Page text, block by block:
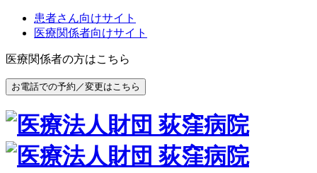
患者さん向けサイト
医療関係者向けサイト
医療関係者の方はこちら
お電話での予約／変更はこちら